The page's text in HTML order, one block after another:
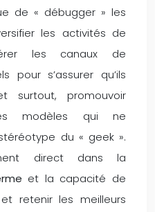
de « débugger » les
les activités de
les canaux de
pour s’assurer qu’ils
surtout, promouvoir
modèles qui ne
du « geek ».
direct dans la
et la capacité de
retenir les meilleurs